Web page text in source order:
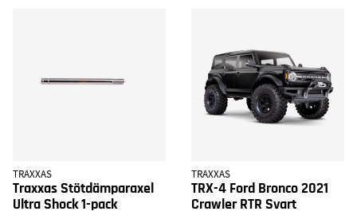
TRAXXAS
Traxxas Stötdämparaxel
Ultra Shock 1-pack
TRAXXAS
TRX-4 Ford Bronco 2021
Crawler RTR Svart